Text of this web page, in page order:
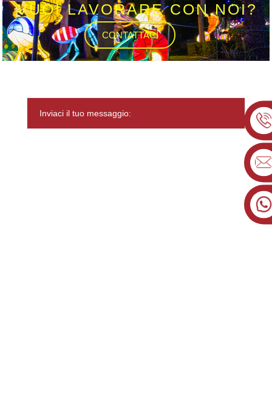
VUOI LAVORARE CON NOI?
CONTATTACI
Inviaci il tuo messaggio: